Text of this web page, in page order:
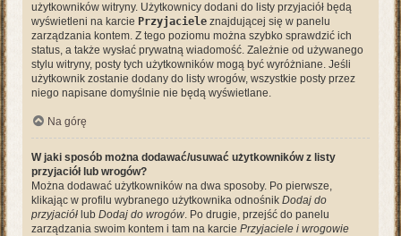
użytkowników witryny. Użytkownicy dodani do listy przyjaciół będą
wyświetleni na karcie Przyjaciele znajdującej się w panelu
zarządzania kontem. Z tego poziomu można szybko sprawdzić ich
status, a także wysłać prywatną wiadomość. Zależnie od używanego
stylu witryny, posty tych użytkowników mogą być wyróżniane. Jeśli
użytkownik zostanie dodany do listy wrogów, wszystkie posty przez
niego napisane domyślnie nie będą wyświetlane.
Na górę
W jaki sposób można dodawać/usuwać użytkowników z listy
przyjaciół lub wrogów?
Można dodawać użytkowników na dwa sposoby. Po pierwsze,
klikając w profilu wybranego użytkownika odnośnik Dodaj do
przyjaciół lub Dodaj do wrogów. Po drugie, przejść do panelu
zarządzania swoim kontem i tam na karcie Przyjaciele i wrogowie